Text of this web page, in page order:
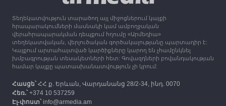
12:25 30.09.2023
Հայաստան է ժամանել բռնի տեղահանված 100
հազար 417 արցախցի
Տեղեկատվություն տարածող այլ միջոցներում կայքի
հրապարակումների մասնակի կամ ամբողջական
վերահրապարակման դեպքում հղումը «Արմեդիա»
տեղեկատվական, վերլուծական գործակալությանը պարտադիր է:
Կայքում արտահայտված կարծիքները կարող են չհամընկնել
խմբագրության տեսակետների հետ: Գովազդների բովանդակության
համար կայքը պատասխանատվություն չի կրում:
Հասցե՝ՀՀ ք. Երևան, Վարդանանց 28/2-34, ինդ. 0070
Հեռ.՝+374 10 537259
Էլ-փոստ՝info@armedia.am